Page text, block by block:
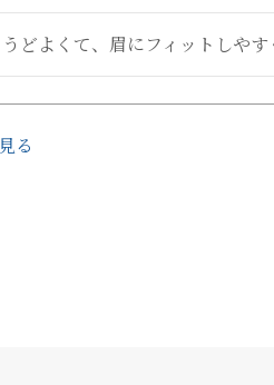
どよくて、眉にフィットしや
る